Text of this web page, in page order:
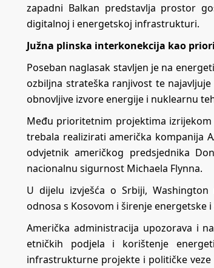
zapadni Balkan predstavlja prostor
digitalnoj i energetskoj infrastrukturi.
Južna plinska interkonekcija kao
Poseban naglasak stavljen je na
ozbiljna strateška ranjivost te
obnovljive izvore energije i nuklearnu
Među prioritetnim projektima izrijekom
trebala realizirati američka kompanija
odvjetnik američkog predsjednika
nacionalnu sigurnost Michaela Flynna.
U dijelu izvješća o Srbiji,
odnosa s Kosovom i širenje energetske
Američka administracija upozorava i
etničkih podjela i korištenje
infrastrukturne projekte i političke